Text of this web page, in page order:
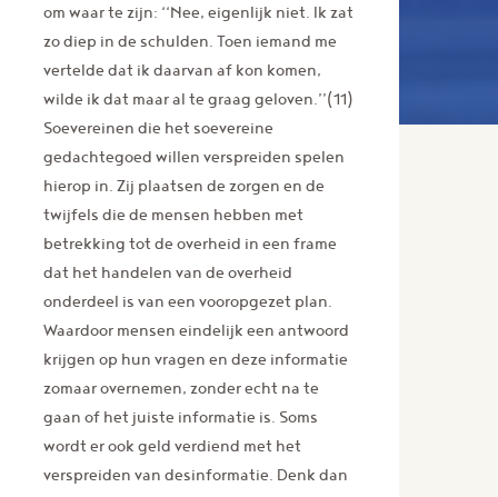
om waar te zijn: ‘‘Nee, eigenlijk niet. Ik zat
zo diep in de schulden. Toen iemand me
vertelde dat ik daarvan af kon komen,
wilde ik dat maar al te graag geloven.’’(11)
Soevereinen die het soevereine
gedachtegoed willen verspreiden spelen
hierop in. Zij plaatsen de zorgen en de
twijfels die de mensen hebben met
betrekking tot de overheid in een frame
dat het handelen van de overheid
onderdeel is van een vooropgezet plan.
Waardoor mensen eindelijk een antwoord
krijgen op hun vragen en deze informatie
zomaar overnemen, zonder echt na te
gaan of het juiste informatie is. Soms
wordt er ook geld verdiend met het
verspreiden van desinformatie. Denk dan